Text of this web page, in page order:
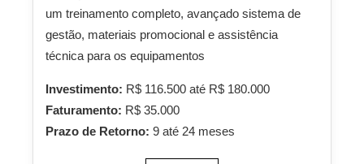
um treinamento completo, avançado sistema de
gestão, materiais promocional e assistência
técnica para os equipamentos
Investimento: R$ 116.500 até R$ 180.000
Faturamento: R$ 35.000
Prazo de Retorno: 9 até 24 meses